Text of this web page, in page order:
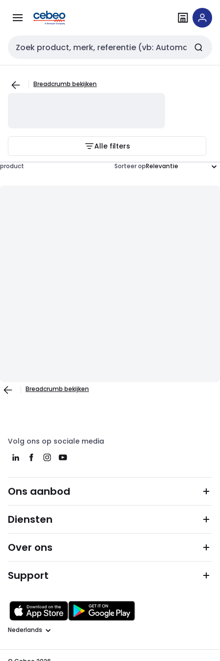
naar
naar
Zoekveld invoer
Breadcrumb bekijken
Alle filters
product Sorteer op
Breadcrumb bekijken
Volg ons op sociale media
Ons aanbod
Diensten
Over ons
Support
Taal